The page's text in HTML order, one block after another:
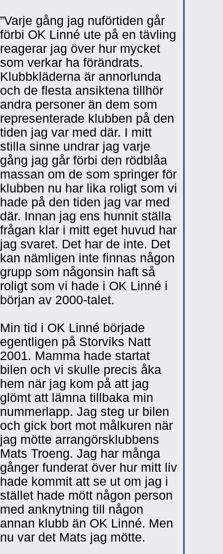
”Varje gång jag nuförtiden går
förbi OK Linné ute på en tävling
reagerar jag över hur mycket
som verkar ha förändrats.
Klubbkläderna är annorlunda
och de flesta ansiktena tillhör
andra personer än dem som
representerade klubben på den
tiden jag var med där. I mitt
stilla sinne undrar jag varje
gång jag går förbi den rödblåa
massan om de som springer för
klubben nu har lika roligt som vi
hade på den tiden jag var med
där. Innan jag ens hunnit ställa
frågan klar i mitt eget huvud har
jag svaret. Det har de inte. Det
kan nämligen inte finnas någon
grupp som någonsin haft så
roligt som vi hade i OK Linné i
början av 2000-talet.
Min tid i OK Linné började
egentligen på Storviks Natt
2001. Mamma hade startat
bilen och vi skulle precis åka
hem när jag kom på att jag
glömt att lämna tillbaka min
nummerlapp. Jag steg ur bilen
och gick bort mot målkuren när
jag mötte arrangörsklubbens
Mats Troeng. Jag har många
gånger funderat över hur mitt liv
hade kommit att se ut om jag i
stället hade mött någon person
med anknytning till någon
annan klubb än OK Linné. Men
nu var det Mats jag mötte.